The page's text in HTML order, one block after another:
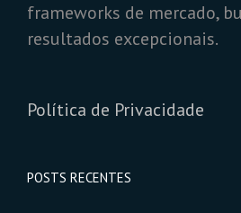
frameworks de mercado,
resultados excepcionais.
Política de Privacidade
POSTS RECENTES